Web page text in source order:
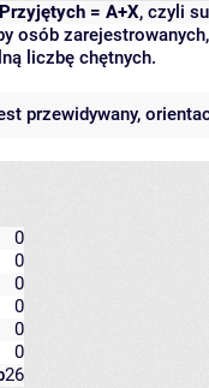
Przyjętych = A+X, czyli
osób
liczbę chętnych.
przewidywany,
0
0
0
0
0
0
26